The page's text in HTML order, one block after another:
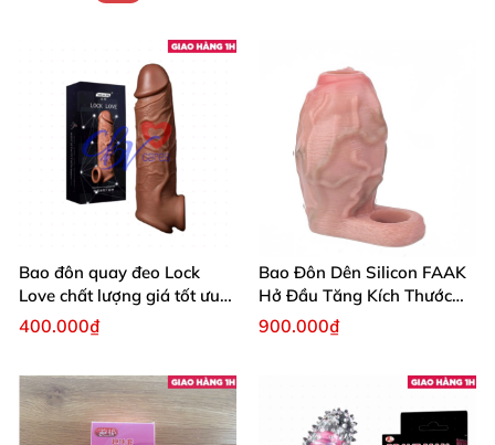
Bao đôn quay đeo Lock
Love chất lượng giá tốt ưu
đãi hấp dẫn
400.000₫
Bao Đôn Dên Silicon FAAK
Hở Đầu Tăng Kích Thước
Cho Nam
900.000₫